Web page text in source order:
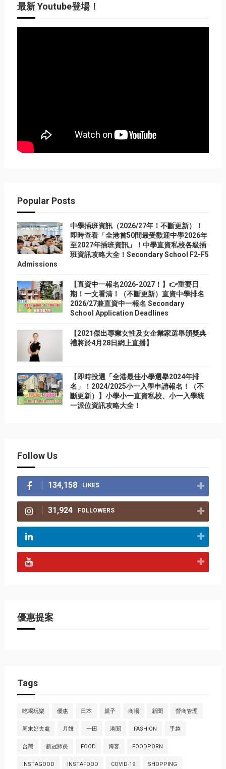
最新 Youtube登場！
Popular Posts
中學插班資訊（2026/27年！不斷更新）！
即時查看「全港首50間最受歡迎中學2026年
至2027年插班資訊」！中學直資私校各級插
班資訊攻略大全！Secondary School F2-F5
Admissions
【直資中一報名2026-2027！】👉重要日
期！一文看清！（不斷更新）直資中學排名
2026/27兼直資中一報名 Secondary
School Application Deadlines
【2021傑出專業女性及女企業家選舉頒獎典
禮將於4月28日網上直播】
【即時投選「全港最佳小學選擧2024年排
名」！2024/2025小一入學申請報名！（不
斷更新）】小學小一直資私校、小一入學統
一派位資訊攻略大全！
Follow Us
134,158 LIKES
31,924 FOLLOWERS
優惠提案
Tags
吃喝玩樂 優惠 日本 親子 商場 新聞 營商管理
周末好去處 月餅 一田 港聞 FASHION 手袋
台灣 新冠肺炎 FOOD 博客 FOODPORN
INSTAGOOD INSTAFOOD COVID-19 SHOPPING